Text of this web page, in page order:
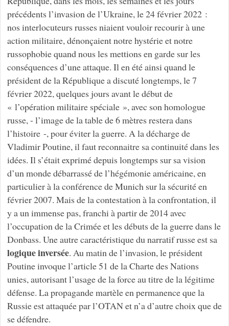
précédents l’invasion de l’Ukraine, le 24 février 2022 :
nos interlocuteurs russes niaient vouloir recourir à une
action militaire, dénonçaient notre hystérie et notre
russophobie quand nous les mettions en garde sur les
conséquences d’une attaque. Il en été ainsi quand le
président de la République a discuté longtemps, le 7
février 2022, quelques jours avant le début de
« l’opération militaire spéciale », avec son homologue
russe, - l’image de la table de 6 mètres restera dans
l’histoire -, pour éviter la guerre. A la décharge de
Vladimir Poutine, il faut reconnaitre sa continuité dans les
idées. Il s’était exprimé depuis longtemps sur sa vision
d’un monde débarrassé de l’hégémonie américaine, en
particulier à la conférence de Munich sur la sécurité en
février 2007. Mais de la contestation à la confrontation, il
y a un immense pas, franchi à partir de 2014 avec
l’occupation de la Crimée et les débuts de la guerre dans le
Donbass. Une autre caractéristique du narratif russe est sa
logique inversée. Au matin de l’invasion, le président
Poutine invoque l’article 51 de la Charte des Nations
unies, autorisant l’usage de la force au titre de la légitime
défense. La propagande martèle en permanence que la
Russie est attaquée par l’OTAN et n’a d’autre choix que de
se défendre.